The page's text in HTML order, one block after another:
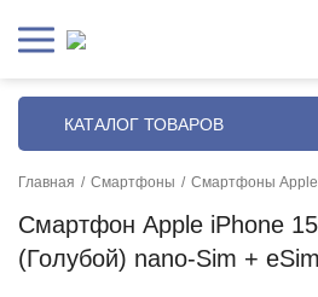
КАТАЛОГ ТОВАРОВ
Главная / Смартфоны / Смартфоны Apple
Смартфон Apple iPhone
(Голубой) nano-Sim + eSim